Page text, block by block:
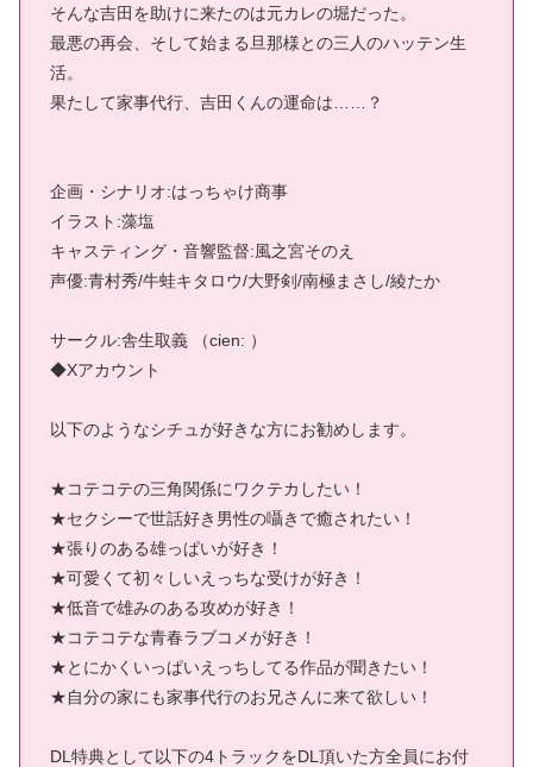
そんな吉田を助けに来たのは元カレの堀だった。
最悪の再会、そして始まる旦那様との三人のハッテン生
活。
果たして家事代行、吉田くんの運命は……？
企画・シナリオ:はっちゃけ商事
イラスト:藻塩
キャスティング・音響監督:風之宮そのえ
声優:青村秀/牛蛙キタロウ/大野剣/南極まさし/綾たか
サークル:舎生取義 （cien: ）
◆Xアカウント
以下のようなシチュが好きな方にお勧めします。
★コテコテの三角関係にワクテカしたい！
★セクシーで世話好き男性の囁きで癒されたい！
★張りのある雄っぱいが好き！
★可愛くて初々しいえっちな受けが好き！
★低音で雄みのある攻めが好き！
★コテコテな青春ラブコメが好き！
★とにかくいっぱいえっちしてる作品が聞きたい！
★自分の家にも家事代行のお兄さんに来て欲しい！
DL特典として以下の4トラックをDL頂いた方全員にお付